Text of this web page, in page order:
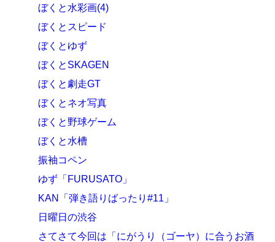
ぼくと水彩画(4)
ぼくとスピード
ぼくとゆず
ぼくとSKAGEN
ぼくと劇走GT
ぼくとネオ写真
ぼくと野球ゲーム
ぼくと水槽
振袖コペン
ゆず「FURUSATO」
KAN「弾き語りばったり#11」
日曜日の渋谷
さてさて今回は「にがうり（ゴーヤ）に合うお酒